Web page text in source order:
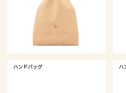
ハンドバッグ ハ